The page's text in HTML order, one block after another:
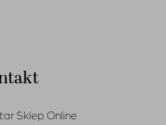
Sklep Online